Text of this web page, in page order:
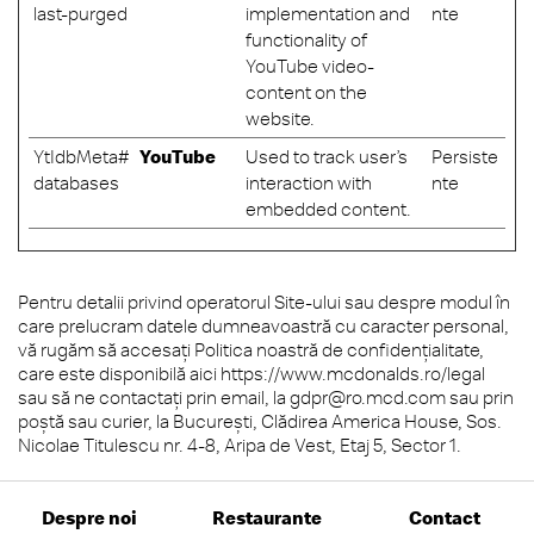
last-purged
implementation and
functionality of
YouTube video-
content on the
website.
nte
YtIdbMeta#
databases
YouTube
Used to track user’s
interaction with
embedded content.
Persiste
nte
Pentru detalii privind operatorul Site-ului sau despre modul în
care prelucram datele dumneavoastră cu caracter personal,
vă rugăm să accesați Politica noastră de confidențialitate,
care este disponibilă aici https://www.mcdonalds.ro/legal
sau să ne contactați prin email, la gdpr@ro.mcd.comsau prin
poștă sau curier, la Bucureşti, Clădirea America House, Sos.
Nicolae Titulescu nr. 4-8, Aripa de Vest, Etaj 5, Sector 1.
Despre noi Restaurante Contact